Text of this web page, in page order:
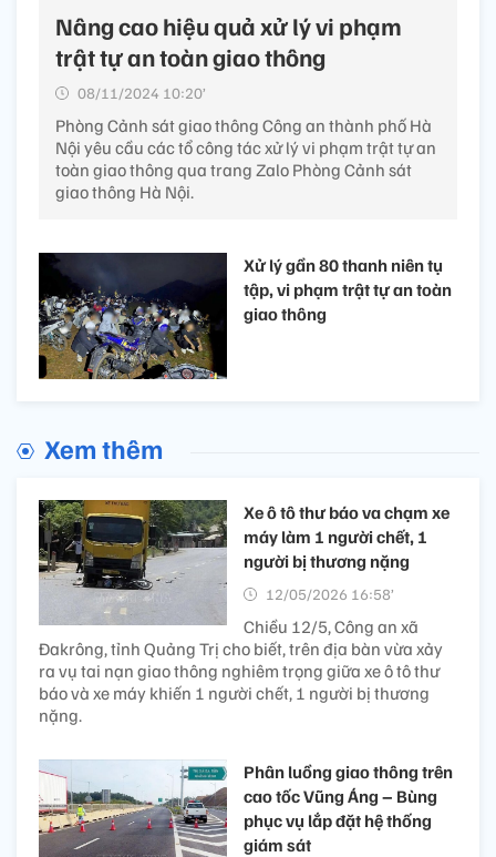
Nâng cao hiệu quả xử lý vi phạm
trật tự an toàn giao thông
08/11/2024 10:20’
Phòng Cảnh sát giao thông Công an thành phố Hà
Nội yêu cầu các tổ công tác xử lý vi phạm trật tự an
toàn giao thông qua trang Zalo Phòng Cảnh sát
giao thông Hà Nội.
Xử lý gần 80 thanh niên tụ
tập, vi phạm trật tự an toàn
giao thông
Xem thêm
Xe ô tô thư báo va chạm xe
máy làm 1 người chết, 1
người bị thương nặng
12/05/2026 16:58’
Chiều 12/5, Công an xã
Đakrông, tỉnh Quảng Trị cho biết, trên địa bàn vừa xảy
ra vụ tai nạn giao thông nghiêm trọng giữa xe ô tô thư
báo và xe máy khiến 1 người chết, 1 người bị thương
nặng.
Phân luồng giao thông trên
cao tốc Vũng Áng – Bùng
phục vụ lắp đặt hệ thống
giám sát​